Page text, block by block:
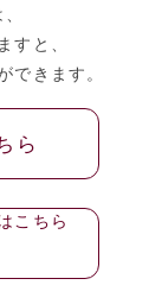
すと、
できます。
ら
こちら